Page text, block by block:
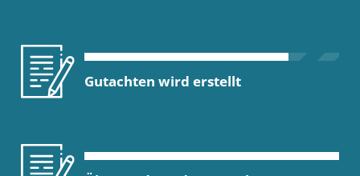
Gutachten wird erstellt